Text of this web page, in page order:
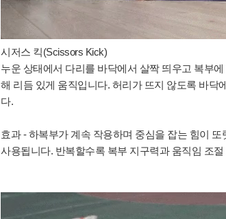
시저스 킥(Scissors Kick)
누운 상태에서 다리를 바닥에서 살짝 띄우고 복부
해 리듬 있게 움직입니다. 허리가 뜨지 않도록 바닥
다.
효과 - 하복부가 계속 작용하며 중심을 잡는 힘이
사용됩니다. 반복할수록 복부 지구력과 움직임 조